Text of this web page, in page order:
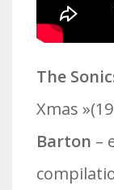
The
Xmas
Barton –